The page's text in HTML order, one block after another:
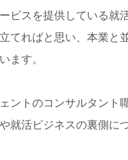
ビスを提供している就
てればと思い、本業と
ます。
ントのコンサルタント
就活ビジネスの裏側に